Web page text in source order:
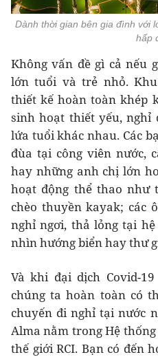
Dành thời gian bên gia đình với
hấp
Không vấn đề gì cả nếu
lớn tuổi và trẻ nhỏ.
thiết kế hoàn toàn khép
sinh hoạt thiết yếu, nghỉ
lứa tuổi khác nhau. Các
đùa tại công viên nước,
hay những anh chị lớn
hoạt động thể thao như
chèo thuyền kayak; các
nghỉ ngơi, thả lỏng tại
nhìn hướng biển hay thư
Và khi đại dịch Covid-
chúng ta hoàn toàn có
chuyến đi nghỉ tại nước
Alma nằm trong Hệ
thế giới RCI. Bạn có đến